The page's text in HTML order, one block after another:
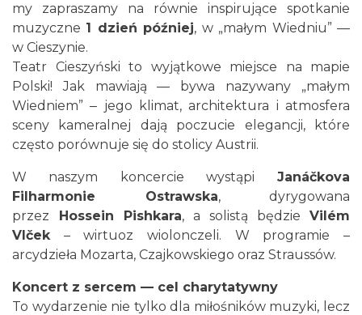
Mozaika Folkloru II – Spotkanie trzech
kultur
Cieszyn
2026-09-12
0.00 km
LOVE SONGS-historie miłosne zapisane w
muzyce
Cieszyn
0.00 km
my zapraszamy na równie inspirujące spotkanie
muzyczne 1 dzień później, w „małym Wiedniu” —
w Cieszynie.
Teatr Cieszyński to wyjątkowe miejsce na mapie
Polski! Jak mawiają — bywa nazywany „małym
Wiedniem” ‒ jego klimat, architektura i atmosfera
sceny kameralnej dają poczucie elegancji, które
często porównuje się do stolicy Austrii.
W naszym koncercie wystąpi Janáčkova
Filharmonie Ostrawska, dyrygowana
przez Hossein Pishkara, a solistą będzie Vilém
Vlček– wirtuoz wiolonczeli. W programie –
arcydzieła Mozarta, Czajkowskiego oraz Straussów.
Koncert z sercem — cel charytatywny
To wydarzenie nie tylko dla miłośników muzyki, lecz